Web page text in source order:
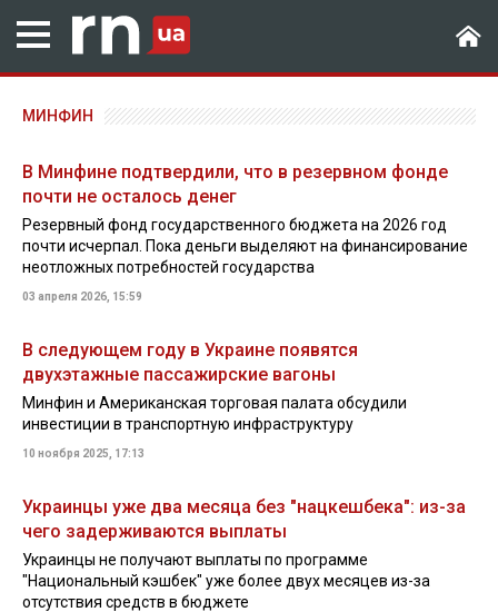
МИНФИН
В Минфине подтвердили, что в резервном фонде
почти не осталось денег
Резервный фонд государственного бюджета на 2026 год
почти исчерпал. Пока деньги выделяют на финансирование
неотложных потребностей государства
03 апреля 2026, 15:59
В следующем году в Украине появятся
двухэтажные пассажирские вагоны
Минфин и Американская торговая палата обсудили
инвестиции в транспортную инфраструктуру
10 ноября 2025, 17:13
Украинцы уже два месяца без "нацкешбека": из-за
чего задерживаются выплаты
Украинцы не получают выплаты по программе
"Национальный кэшбек" уже более двух месяцев из-за
отсутствия средств в бюджете